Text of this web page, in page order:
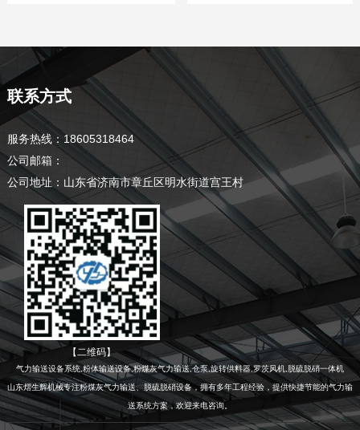
联系方式
服务热线：18605318464
公司邮箱：
公司地址：山东省济南市章丘区明水街道宫王村
【二维码】
气力输送设备系统,粉体输送设备,粉煤灰气力输送,仓泵,旋转供料器,罗茨风机,脱硫脱硝一体机
山东熠生辉机械专注粉煤灰气力输送、脱硫脱硝设备，拥有多年工程经验，提供快捷节能的气力输
送系统方案，欢迎来电咨询。